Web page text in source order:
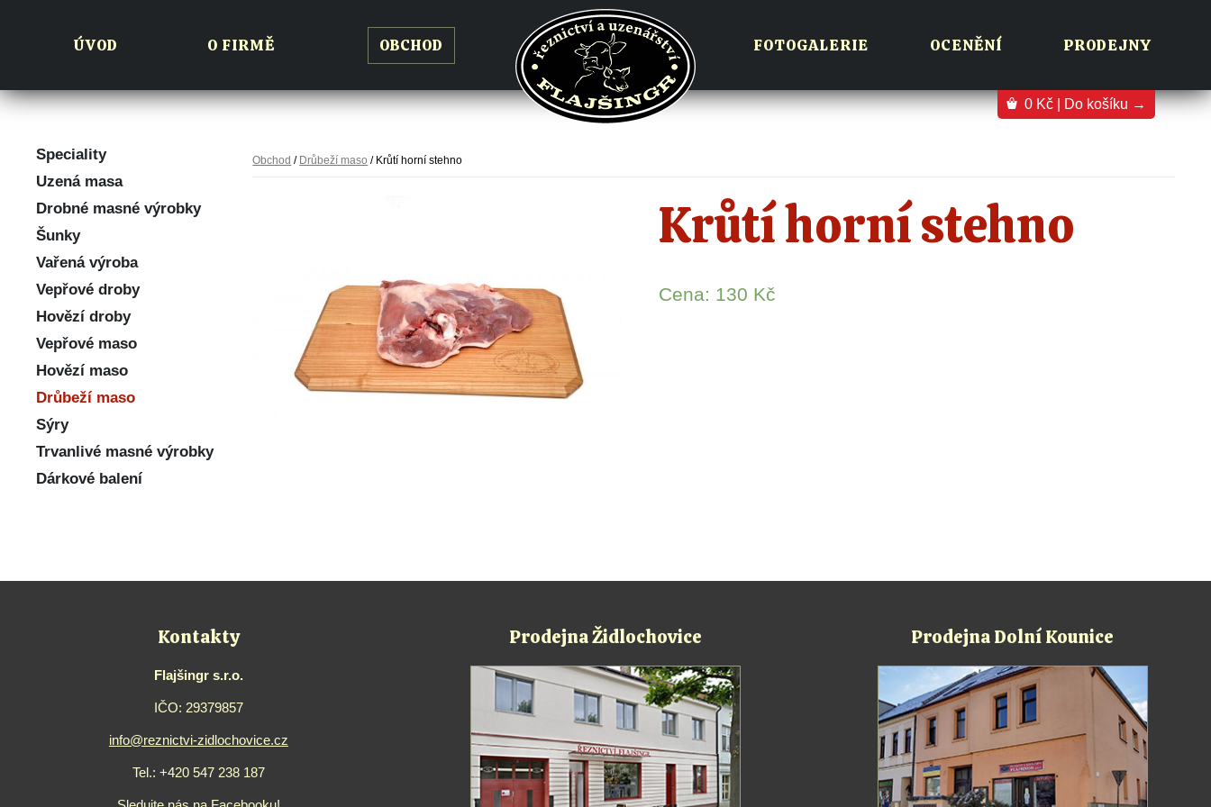
ÚVOD O FIRMĚ OBCHOD FOTOGALERIE OCENĚNÍ PRODEJNY
0 Kč | Do košíku →
Speciality
Uzená masa
Drobné masné výrobky
Šunky
Vařená výroba
Vepřové droby
Hovězí droby
Vepřové maso
Hovězí maso
Drůbeží maso
Sýry
Trvanlivé masné výrobky
Dárkové balení
Obchod / Drůbeží maso / Krůtí horní stehno
Krůtí horní stehno
Cena: 130 Kč
Kontakty
Flajšingr s.r.o.
IČO: 29379857
info@reznictvi-zidlochovice.cz
Tel.: +420 547 238 187
Prodejna Židlochovice Prodejna Dolní Kounice